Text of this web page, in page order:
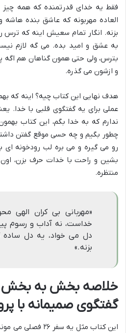
فقط یه خدای قدرتمنده که همه
العاده مهربونه که عاشق بنده
بزنه. انگار تمام سعیش اینه که ترس
به عشق و امید بده. می گه لازم
بترس، ولی حتی همون گناهان هم
و ازشون می گذره.
هدف نهایی این کتاب چیه؟ اینه که
عملی برای یه گفتگوی قلبی با خدا.
ندارم که به خدا بگم، این کتاب
چطور بگیم و چه حسی موقع گفتن
رو می گیره و می بره لب رودخونه
بشین و راحت با خدات حرف بزن، اون
منتظره.
«مهربانی بی کران الهی
خداست، نه آداب و رسوم
دل می خواد، یه دل
بزنه.»
خلاصه بخش به بخش
گفتگوی صمیمانه با
این کتاب مثل یه